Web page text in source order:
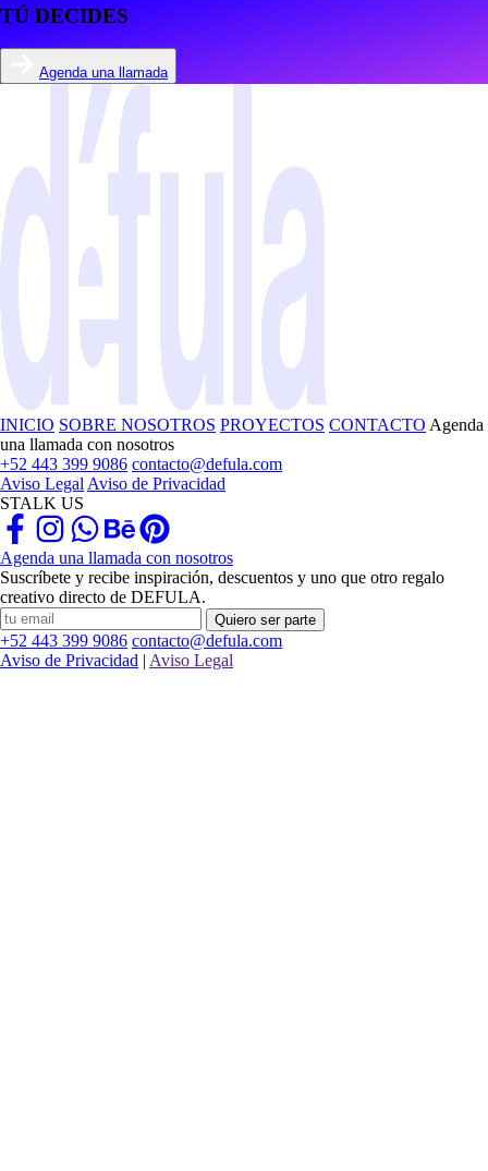
TÚ DECIDES
Agenda una llamada
INICIO SOBRE NOSOTROS PROYECTOS CONTACTO Agenda
una llamada con nosotros
+52 443 399 9086 contacto@defula.com
Aviso Legal Aviso de Privacidad
STALK US
Agenda una llamada con nosotros
Suscríbete y recibe inspiración, descuentos y uno que otro regalo
creativo directo de DEFULA.
Quiero ser parte
+52 443 399 9086 contacto@defula.com
Aviso de Privacidad | Aviso Legal